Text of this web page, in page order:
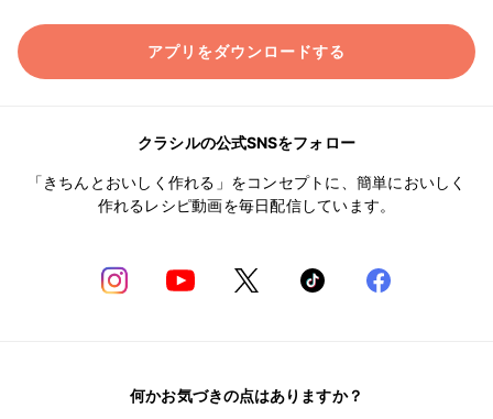
アプリをダウンロードする
クラシルの公式SNSをフォロー
「きちんとおいしく作れる」をコンセプトに、簡単においしく
作れるレシピ動画を毎日配信しています。
何かお気づきの点はありますか？